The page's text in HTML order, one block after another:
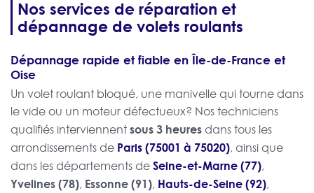
Nos services de réparation et
dépannage de volets roulants
Dépannage rapide et fiable en Île-de-France et
Oise
Un volet roulant bloqué, une manivelle qui tourne dans
le vide ou un moteur défectueux? Nos techniciens
qualifiés interviennentsous 3 heures dans tous les
arrondissements de Paris (75001 à 75020), ainsi que
dans les départements deSeine-et-Marne (77),
Yvelines (78), Essonne (91), Hauts-de-Seine (92),